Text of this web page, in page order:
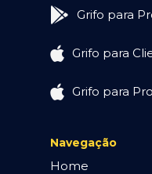
Grifo para
Grifo para
Grifo para
Navegação
Home